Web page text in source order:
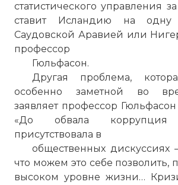
статистического управления
ставит Исландию на одну
Саудовской Аравией или
профессор
Гюльфасон.
Другая проблема,
особенно заметной во
заявляет профессор
«До обвала
присутствовала в
общественных
что можем это себе позволить,
высоком уровне жизни…
☓